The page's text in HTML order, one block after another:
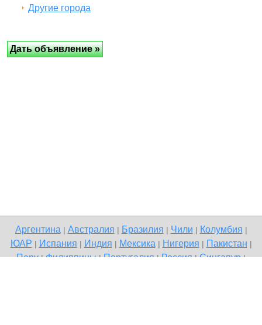
Другие города
Аргентина| Австралия Бразилия Чили Колумбия
ЮАР Испания Индия Мексика| Нигерия Пакистан
Перу|Филиппины|Португалия|Россия|Сингапур|